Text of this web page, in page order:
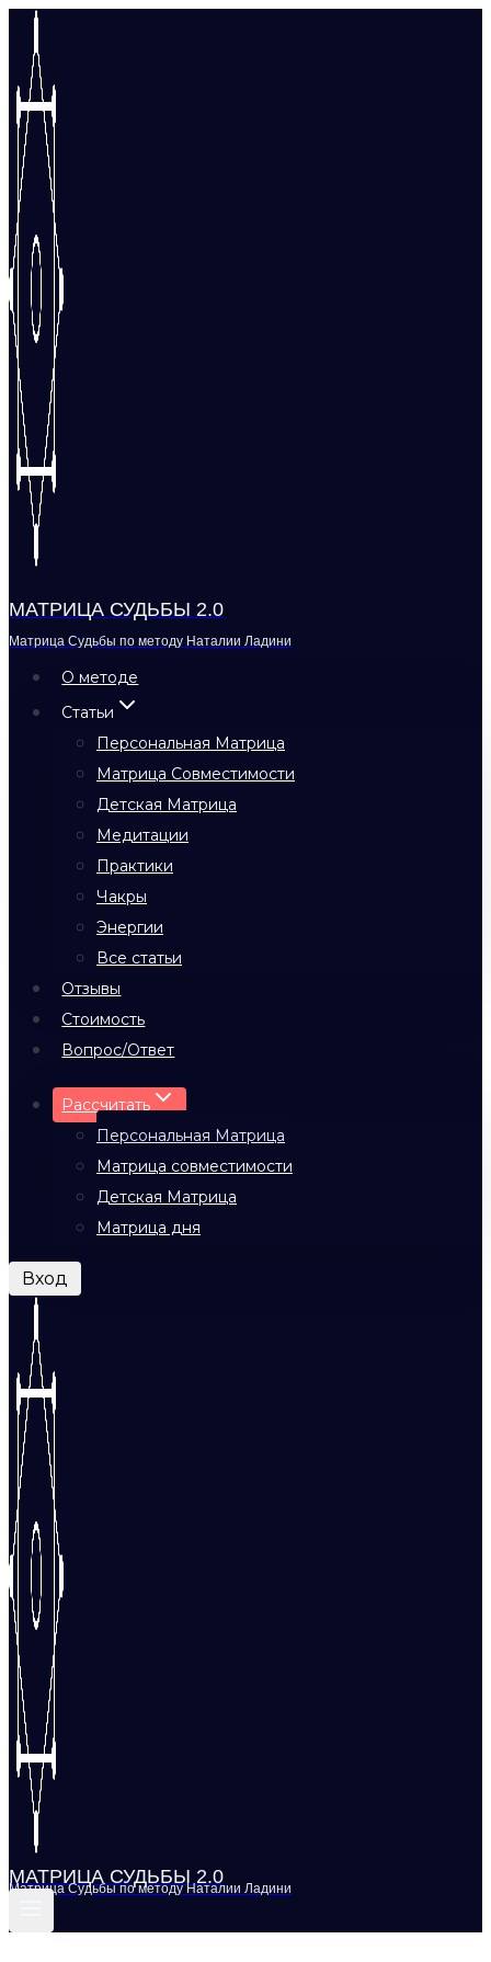
Перейти
содержимому
МАТРИЦА СУДЬБЫ 2.0
Матрица Судьбы по методу Наталии Ладини
О методе
Статьи
Персональная Матрица
Матрица Совместимости
Детская Матрица
Медитации
Практики
Чакры
Энергии
Все статьи
Отзывы
Стоимость
Вопрос/Ответ
Рассчитать
Персональная Матрица
Матрица совместимости
Детская Матрица
Матрица дня
Вход
МАТРИЦА СУДЬБЫ 2.0
Матрица Судьбы по методу Наталии Ладини